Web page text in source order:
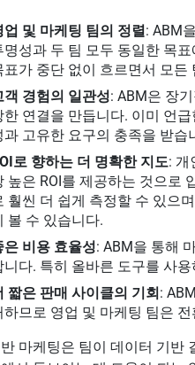
업 및 마케팅 팀의 정렬: ABM
명성과 두 팀 모두 동일한 목
표가 중단 없이 흐르면서 모
객 경험의 일관성: ABM은 장
한 연결을 만듭니다. 이미 언
과 고유한 요구의 충족을 받습
로 향하는 더 명확한 지도: 개
높은 ROI를 제공하는 것으로
훨씬 더 쉽게 측정할 수 있으
볼 수 있습니다.
은 비용 효율성: ABM을 통해
니다. 특히 올바른 도구를 사
짧은 판매 사이클의 기회 :
하므로 영업 및 마케팅 팀은
마케팅은 팀이 데이터 기반